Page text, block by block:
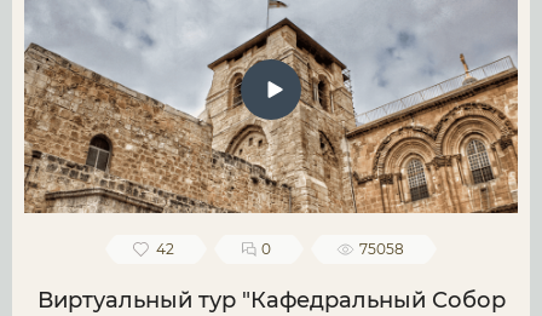
42 0 75058
Виртуальный тур "Кафедральный Собор